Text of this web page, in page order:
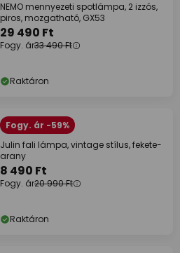
NEMO mennyezeti spotlámpa, 2 izzós,
piros, mozgatható, GX53
29 490 Ft
Fogy. ár33 490 Ft
Raktáron
Fogy. ár -59%
Julin fali lámpa, vintage stílus, fekete-
arany
8 490 Ft
Fogy. ár20 990 Ft
Raktáron